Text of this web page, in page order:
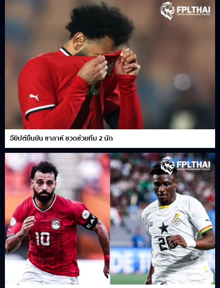
อียิปต์ยืนยัน ซาลาห์ ชวดช่วยทีม 2 นัด